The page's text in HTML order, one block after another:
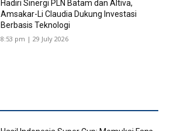
Hadiri Sinergi PLN Batam dan Altiva,
Amsakar-Li Claudia Dukung Investasi
Berbasis Teknologi
8:53 pm | 29 July 2026